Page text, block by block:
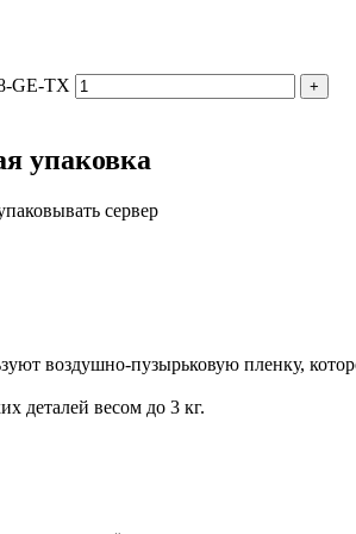
GE-TX +
упаковка
сервер
воздушно-пузырьковую пленку,
деталей весом до 3 кг.